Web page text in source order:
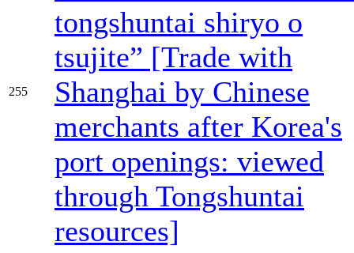
255
tongshuntai shiryo o
tsujite” [Trade with
Shanghai by Chinese
merchants after Korea's
port openings: viewed
through Tongshuntai
resources]